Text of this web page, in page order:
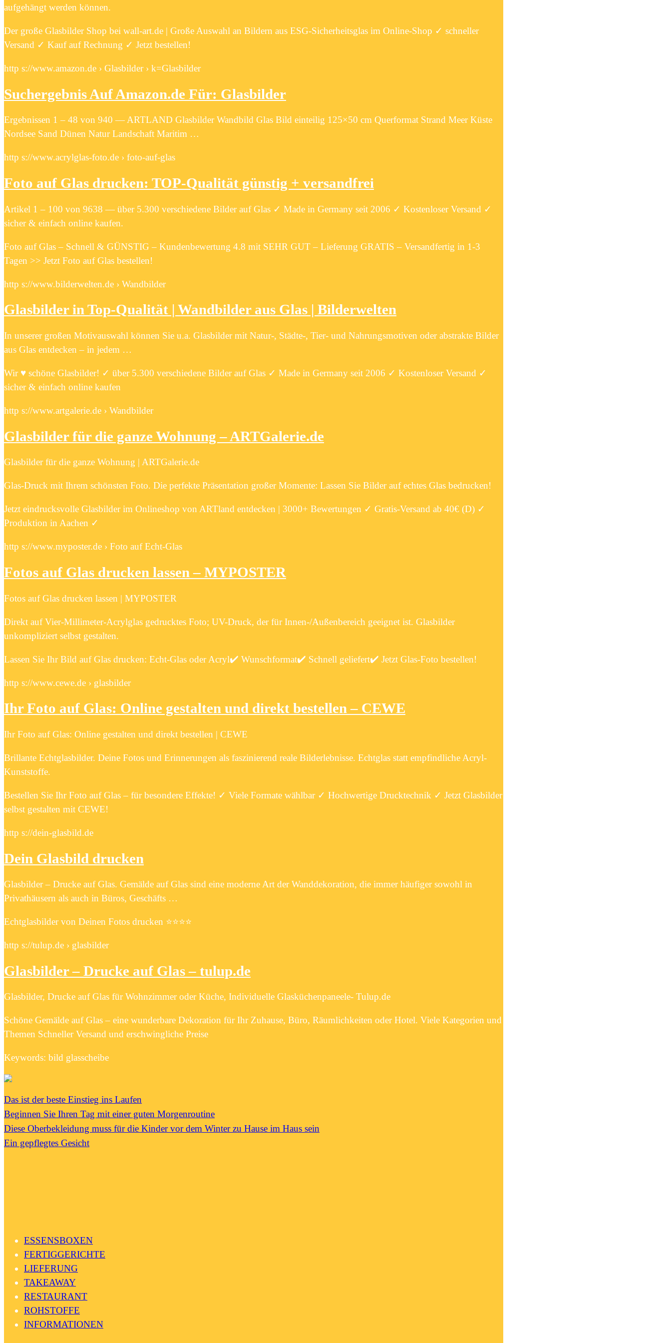
aufgehängt werden können.
Der große Glasbilder Shop bei wall-art.de | Große Auswahl an Bildern aus ESG-Sicherheitsglas im Online-Shop ✓ schneller
Versand ✓ Kauf auf Rechnung ✓ Jetzt bestellen!
http s://www.amazon.de › Glasbilder › k=Glasbilder
Suchergebnis Auf Amazon.de Für: Glasbilder
Ergebnissen 1 – 48 von 940 — ARTLAND Glasbilder Wandbild Glas Bild einteilig 125×50 cm Querformat Strand Meer Küste
Nordsee Sand Dünen Natur Landschaft Maritim …
http s://www.acrylglas-foto.de › foto-auf-glas
Foto auf Glas drucken: TOP-Qualität günstig + versandfrei
Artikel 1 – 100 von 9638 — über 5.300 verschiedene Bilder auf Glas ✓ Made in Germany seit 2006 ✓ Kostenloser Versand ✓
sicher & einfach online kaufen.
Foto auf Glas – Schnell & GÜNSTIG – Kundenbewertung 4.8 mit SEHR GUT – Lieferung GRATIS – Versandfertig in 1-3
Tagen >> Jetzt Foto auf Glas bestellen!
http s://www.bilderwelten.de › Wandbilder
Glasbilder in Top-Qualität | Wandbilder aus Glas | Bilderwelten
In unserer großen Motivauswahl können Sie u.a. Glasbilder mit Natur-, Städte-, Tier- und Nahrungsmotiven oder abstrakte Bilder
aus Glas entdecken – in jedem …
Wir ♥ schöne Glasbilder! ✓ über 5.300 verschiedene Bilder auf Glas ✓ Made in Germany seit 2006 ✓ Kostenloser Versand ✓
sicher & einfach online kaufen
http s://www.artgalerie.de › Wandbilder
Glasbilder für die ganze Wohnung – ARTGalerie.de
Glasbilder für die ganze Wohnung | ARTGalerie.de
Glas-Druck mit Ihrem schönsten Foto. Die perfekte Präsentation großer Momente: Lassen Sie Bilder auf echtes Glas bedrucken!
Jetzt eindrucksvolle Glasbilder im Onlineshop von ARTland entdecken | 3000+ Bewertungen ✓ Gratis-Versand ab 40€ (D) ✓
Produktion in Aachen ✓
http s://www.myposter.de › Foto auf Echt-Glas
Fotos auf Glas drucken lassen – MYPOSTER
Fotos auf Glas drucken lassen | MYPOSTER
Direkt auf Vier-Millimeter-Acrylglas gedrucktes Foto; UV-Druck, der für Innen-/Außenbereich geeignet ist. Glasbilder
unkompliziert selbst gestalten.
Lassen Sie Ihr Bild auf Glas drucken: Echt-Glas oder Acryl✔️ Wunschformat✔️ Schnell geliefert✔️ Jetzt Glas-Foto bestellen!
http s://www.cewe.de › glasbilder
Ihr Foto auf Glas: Online gestalten und direkt bestellen – CEWE
Ihr Foto auf Glas: Online gestalten und direkt bestellen | CEWE
Brillante Echtglasbilder. Deine Fotos und Erinnerungen als faszinierend reale Bilderlebnisse. Echtglas statt empfindliche Acryl-
Kunststoffe.
Bestellen Sie Ihr Foto auf Glas – für besondere Effekte! ✓ Viele Formate wählbar ✓ Hochwertige Drucktechnik ✓ Jetzt Glasbilder
selbst gestalten mit CEWE!
http s://dein-glasbild.de
Dein Glasbild drucken
Glasbilder – Drucke auf Glas. Gemälde auf Glas sind eine moderne Art der Wanddekoration, die immer häufiger sowohl in
Privathäusern als auch in Büros, Geschäfts …
Echtglasbilder von Deinen Fotos drucken ⭐️⭐️⭐️⭐️
http s://tulup.de › glasbilder
Glasbilder – Drucke auf Glas – tulup.de
Glasbilder, Drucke auf Glas für Wohnzimmer oder Küche, Individuelle Glasküchenpaneele- Tulup.de
Schöne Gemälde auf Glas – eine wunderbare Dekoration für Ihr Zuhause, Büro, Räumlichkeiten oder Hotel. Viele Kategorien und
Themen Schneller Versand und erschwingliche Preise
Keywords: bild glasscheibe
Das ist der beste Einstieg ins Laufen
Beginnen Sie Ihren Tag mit einer guten Morgenroutine
Diese Oberbekleidung muss für die Kinder vor dem Winter zu Hause im Haus sein
Ein gepflegtes Gesicht
ESSENSBOXEN
FERTIGGERICHTE
LIEFERUNG
TAKEAWAY
RESTAURANT
ROHSTOFFE
INFORMATIONEN